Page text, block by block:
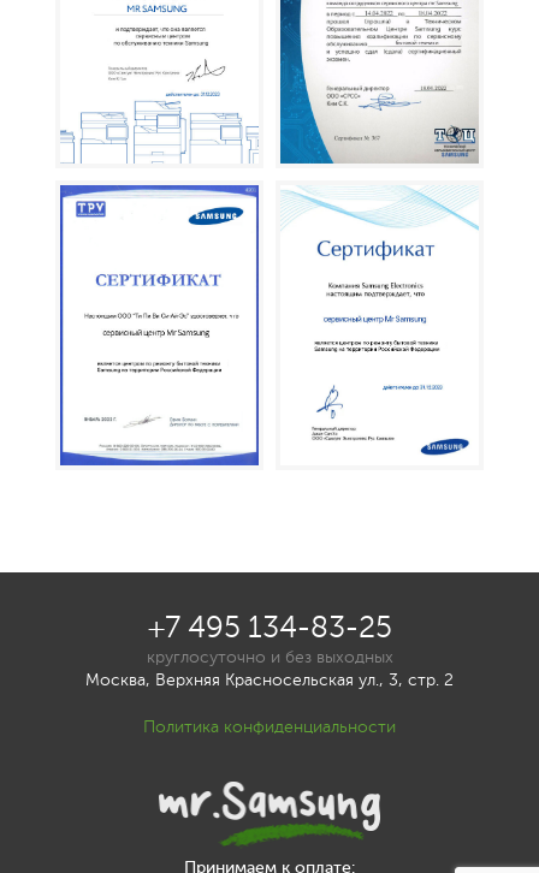
Принимаем к оплате:
+7 495 134-83-25
круглосуточно и без выходных
Москва, Верхняя Красносельская ул., 3, стр. 2
Политика конфиденциальности